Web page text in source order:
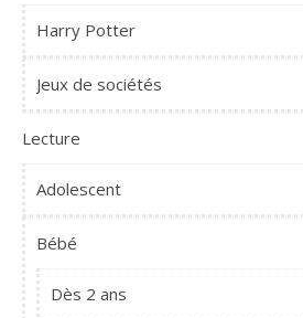
Harry Potter
Jeux de sociétés
Lecture
Adolescent
Bébé
Dès 2 ans